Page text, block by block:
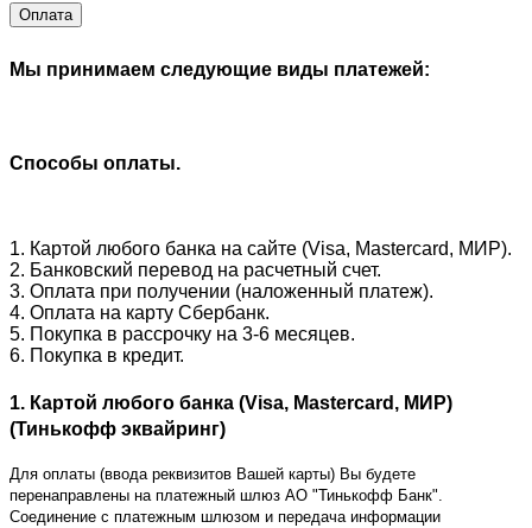
Оплата
Мы принимаем следующие виды платежей:
Способы оплаты.
1. Картой любого банка на сайте (Visa, Mastercard, МИР).
2. Банковский перевод на расчетный счет.
3. Оплата при получении (наложенный платеж).
4. Оплата на карту Сбербанк.
5. Покупка в рассрочку на 3-6 месяцев.
6. Покупка в кредит.
1. Картой любого банка (Visa, Mastercard, МИР)
(Тинькофф эквайринг)
Для оплаты (ввода реквизитов Вашей карты) Вы будете
перенаправлены на платежный шлюз АО "Тинькофф Банк".
Соединение с платежным шлюзом и передача информации